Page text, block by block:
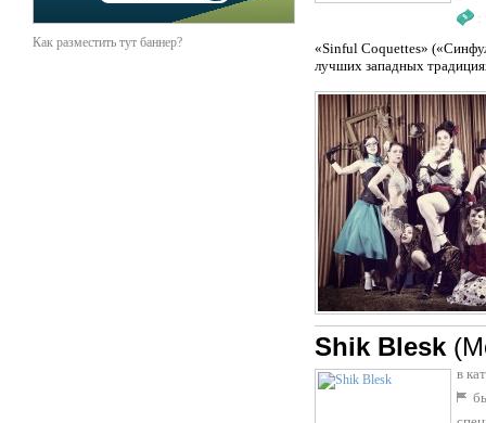
Как разместить тут баннер?
:
«Sinful Coquettes»
лучших западных
Shik Blesk
в